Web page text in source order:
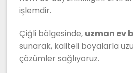
işlemdir.
Çiğli bölgesinde, uzman ev
sunarak, kaliteli boyalarla
çözümler sağlıyoruz.